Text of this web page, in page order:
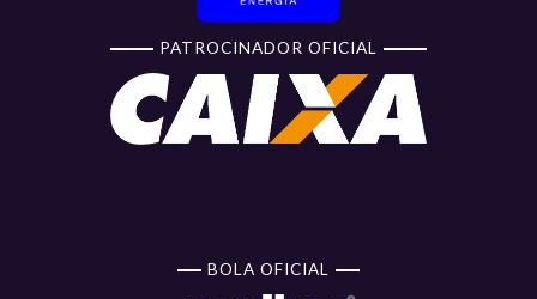
PATROCINADOR OFICIAL
BOLA OFICIAL